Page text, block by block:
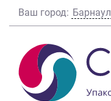
Ваш город: Барнаул